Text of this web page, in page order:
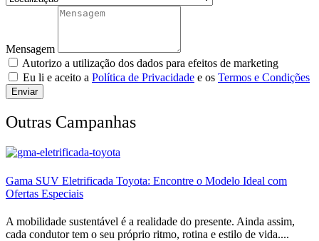
Mensagem
Autorizo a utilização dos dados para efeitos de marketing
Eu li e aceito a Política de Privacidade e os Termos e Condições
Enviar
Outras Campanhas
Gama SUV Eletrificada Toyota: Encontre o Modelo Ideal com
Ofertas Especiais
A mobilidade sustentável é a realidade do presente. Ainda assim,
cada condutor tem o seu próprio ritmo, rotina e estilo de vida....